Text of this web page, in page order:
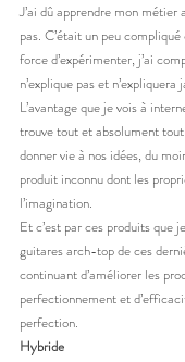
J’ai dû apprendre mon métier
pas. C’était un peu
force d’expérimenter, j’ai
n’explique pas et n’expliquera
L’avantage que je vois à
trouve tout et absolument
donner vie à nos idées, du
produit inconnu dont les
l’imagination.
Et c’est par ces produits que
guitares arch-top de ces
continuant d’améliorer les
perfectionnement et
perfection.
Hybride